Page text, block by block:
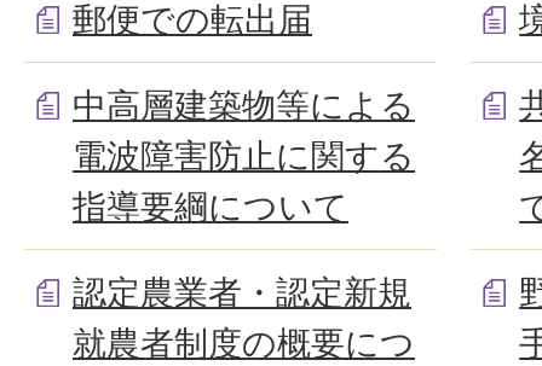
郵便での転出届
中高層建築物等による
電波障害防止に関する
指導要綱について
認定農業者・認定新規
就農者制度の概要につ